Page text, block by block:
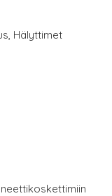
, Hälyttimet